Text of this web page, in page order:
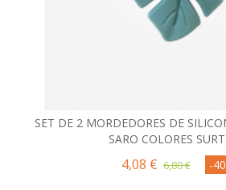
SET DE 2 MORDEDORES DE
SARO COLORES
4,08 € 6,80 € -